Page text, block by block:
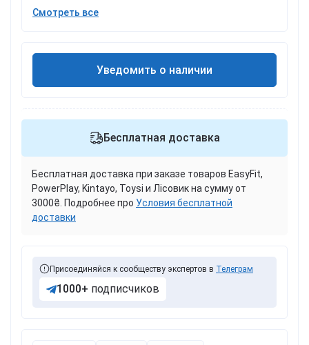
Смотреть все
Уведомить о наличии
Бесплатная доставка
Бесплатная доставка при заказе товаров EasyFit,
PowerPlay, Kintayo, Toysi и Лісовик на сумму от
3000₴. Подробнее про Условия бесплатной
доставки
Присоединяйся к сообществу экспертов в Телеграм
1000+ подписчиков